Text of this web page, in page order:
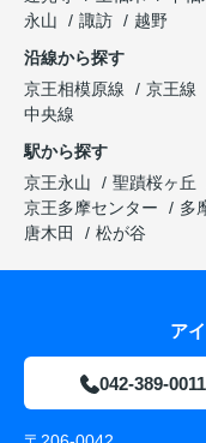
永山
諏訪
越野
沿線から探す
京王相模原線
京王線
中央線
駅から探す
京王永山
聖蹟桜ヶ丘
京王多摩センター
多
唐木田
松が谷
ア
042-389-0011